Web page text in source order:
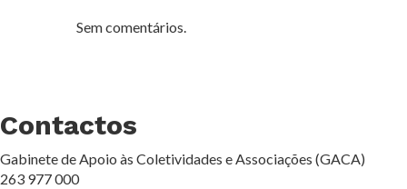
Sem comentários.
Contactos
Gabinete de Apoio às Coletividades e Associações (GACA)
263 977 000